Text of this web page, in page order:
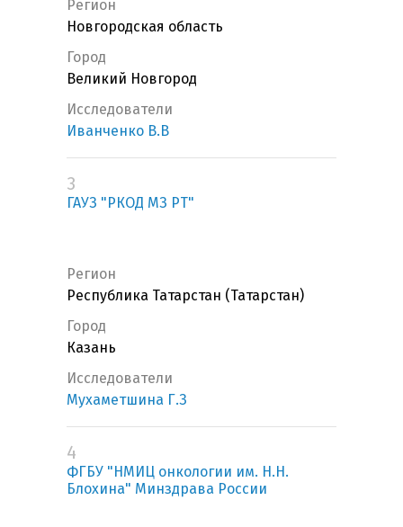
Регион
Новгородская область
Город
Великий Новгород
Исследователи
Иванченко В.В
3
ГАУЗ "РКОД МЗ РТ"
Регион
Республика Татарстан (Татарстан)
Город
Казань
Исследователи
Мухаметшина Г.З
4
ФГБУ "НМИЦ онкологии им. Н.Н.
Блохина" Минздрава России